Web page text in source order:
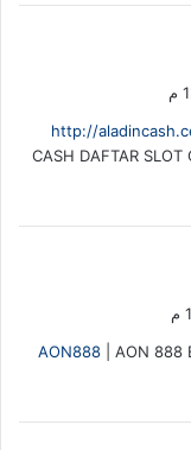
http://
CASH DAFTAR SLOT
AON888 | AON 888